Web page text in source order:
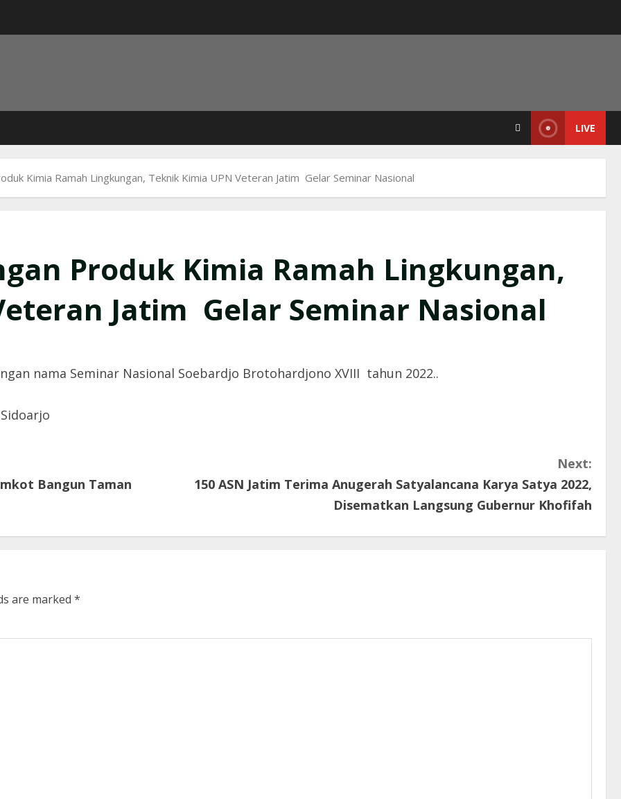
LIVE
Kimia Ramah Lingkungan, Teknik Kimia UPN Veteran Jatim Gelar Seminar Nasional
Produk Kimia Ramah Lingkungan,
Jatim Gelar Seminar Nasional
nama Seminar Nasional Soebardjo Brotohardjono XVIII tahun 2022..
Bangun Taman
Next:
150 ASN Jatim Terima Anugerah Satyalancana Karya Satya 2022,
Disematkan Langsung Gubernur Khofifah
are marked *